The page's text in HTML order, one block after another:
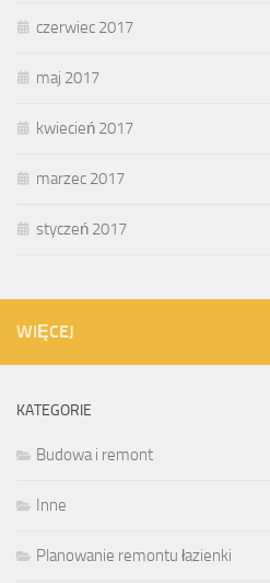
czerwiec 2017
maj 2017
kwiecień 2017
marzec 2017
styczeń 2017
WIĘCEJ
KATEGORIE
Budowa i remont
Inne
Planowanie remontu łazienki